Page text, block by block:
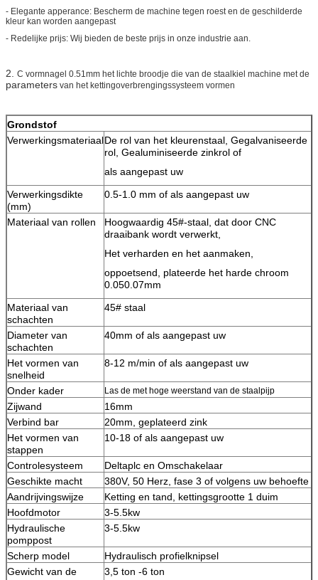
- Elegante apperance: Bescherm de machine tegen roest en de geschilderde
kleur kan worden aangepast
- Redelijke prijs: Wij bieden de beste prijs in onze industrie aan.
2. C vormnagel 0.51mm het lichte broodje die van de staalkiel machine met de
parameters van het kettingoverbrengingssysteem vormen
Grondstof
VerwerkingsmateriaalDe rol van het kleurenstaal, Gegalvaniseerde
rol, Gealuminiseerde zinkrol of
als aangepast uw
Verwerkingsdikte
(mm)
0.5-1.0 mm of als aangepast uw
Materiaal van rollen
Hoogwaardig 45#-staal, dat door CNC
draaibank wordt verwerkt,
Het verharden en het aanmaken,
oppoetsend, plateerde het harde chroom
0.050.07mm
Materiaal van
schachten
45# staal
Diameter van
schachten
40mm of als aangepast uw
Het vormen van
snelheid
8-12 m/min of als aangepast uw
Onder kader Las de met hoge weerstand van de staalpijp
Zijwand
16mm
Verbind bar
20mm, geplateerd zink
Het vormen van
stappen
10-18 of als aangepast uw
Controlesysteem
Deltaplc en Omschakelaar
Geschikte macht
380V, 50 Herz, fase 3 of volgens uw behoefte
Aandrijvingswijze
Ketting en tand, kettingsgrootte 1 duim
Hoofdmotor
3-5.5kw
Hydraulische
pomppost
3-5.5kw
Scherp model
Hydraulisch profielknipsel
Gewicht van de
3,5 ton -6 ton